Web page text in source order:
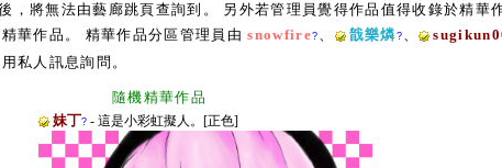
，將無法由藝廊跳頁查詢到。 另外若管理員覺得作品值得收錄於精華
華作品。 精華作品分區管理員由snowfire? 、 戠樂燐 ? 、
私人訊息詢問。
機精華作品
妹丁? - 這是小彩虹擬人。[正色]